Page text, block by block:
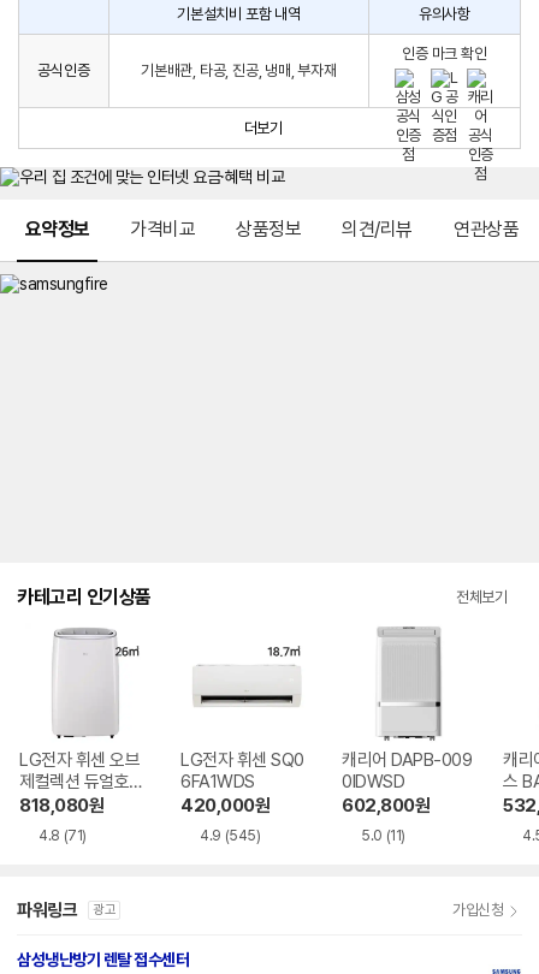
구
시
생
는
치
비
컨
설
기본설치비 포함 내역 유의사항
공식인증 기본배관, 타공, 진공, 냉매, 부자재
인증 마크 확인
더보기
요약정보 가격비교 상품정보 의견/리뷰 연관상품
카테고리 인기상품 전체보기
LG전자 휘센 오브
제컬렉션 듀얼호스
PQ08FDWBS
818,080원
4.8 (71)
LG전자 휘센 SQ0
6FA1WDS
420,000원
4.9 (545)
캐리어 DAPB-009
0IDWSD
602,800원
5.0 (11)
캐리
스
파워링크 광고 가입신청
삼성냉난방기 렌탈 접수센터